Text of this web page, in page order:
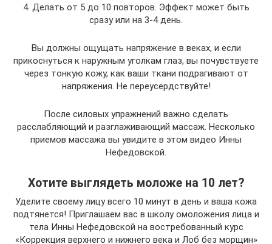
4. Делать от 5 до 10 повторов. Эффект может быть
сразу или на 3-4 день.
Вы должны ощущать напряжение в веках, и если
прикоснуться к наружным уголкам глаз, вы почувствуете
через тонкую кожу, как ваши ткани подрагивают от
напряжения. Не переусердствуйте!
После силовых упражнений важно сделать
расслабляющий и разглаживающий массаж. Несколько
приемов массажа вы увидите в этом видео Инны
Нефедовской.
Хотите выглядеть моложе на 10 лет?
Уделите своему лицу всего 10 минут в день и ваша кожа
подтянется! Приглашаем вас в школу омоложения лица и
тела Инны Нефедовской на востребованный курс
«Коррекция верхнего и нижнего века и Лоб без морщин»